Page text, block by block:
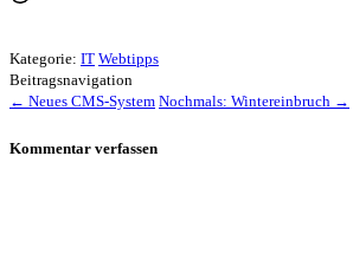
Kategorie: IT Webtipps
Beitragsnavigation
← Neues CMS-System Nochmals: Wintereinbruch →
Kommentar verfassen